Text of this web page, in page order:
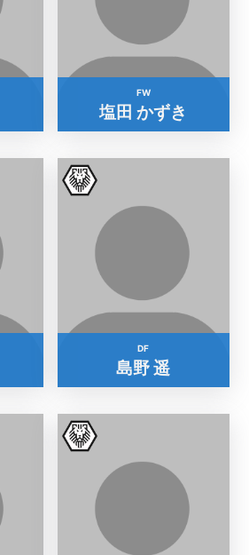
FW
塩田 かずき
DF
島野 遥